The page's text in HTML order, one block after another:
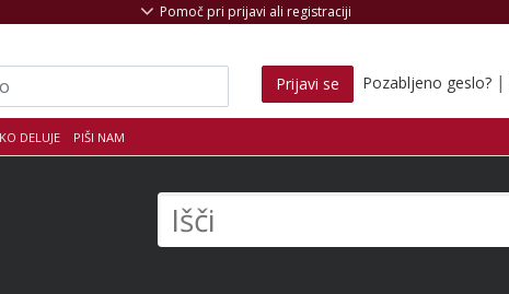
DELUJE PIŠI NAM
Pomoč pri prijavi ali registraciji
Prijavi se Pozabljeno geslo? |